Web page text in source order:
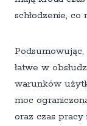
schłodzenie, co
łatwe w
warunków
moc
oraz czas pracy